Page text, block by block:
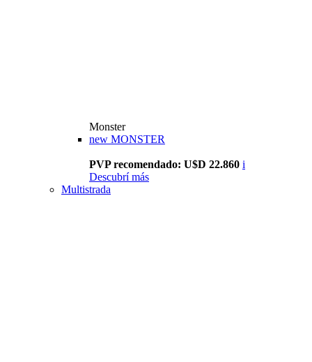
Monster
new MONSTER
PVP recomendado: U$D 22.860 i
Descubrí más
Multistrada